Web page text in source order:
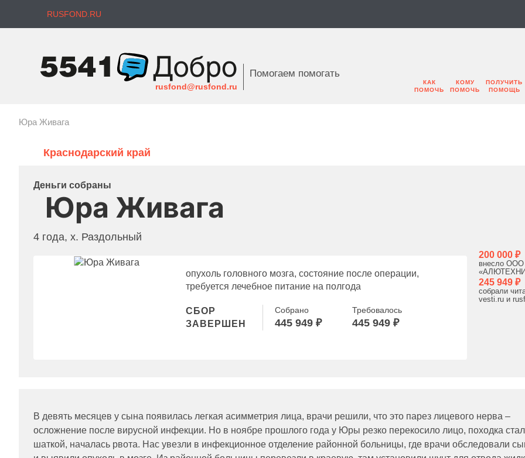
RUSFOND.RU
Помогаем помогать
rusfond@rusfond.ru
КАК
ПОМОЧЬ
КОМУ
ПОМОЧЬ
ПОЛУЧИТЬ
ПОМОЩЬ
Юра Живага
Краснодарский край
Юра Живага
4 года, х. Раздольный
опухоль головного мозга, состояние после операции,
требуется лечебное питание на полгода
СБОР
ЗАВЕРШЕН
Собрано
445 949 ₽
Требовалось
445 949 ₽
200 000 ₽
внесло ООО
245 949 ₽
собрали
vesti.ru и
Деньги собраны
В девять месяцев у сына появилась легкая асимметрия лица, врачи решили, что это парез лицевого нерва –
осложнение после вирусной инфекции. Но в ноябре прошлого года у Юры резко перекосило лицо, походка
шаткой, началась рвота. Нас увезли в инфекционное отделение районной больницы, где врачи обследовали